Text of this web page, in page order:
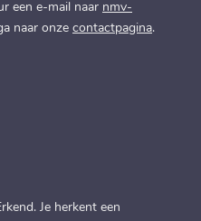
een e-mail naar nmv-
naar onze contactpagina.
Je herkent een